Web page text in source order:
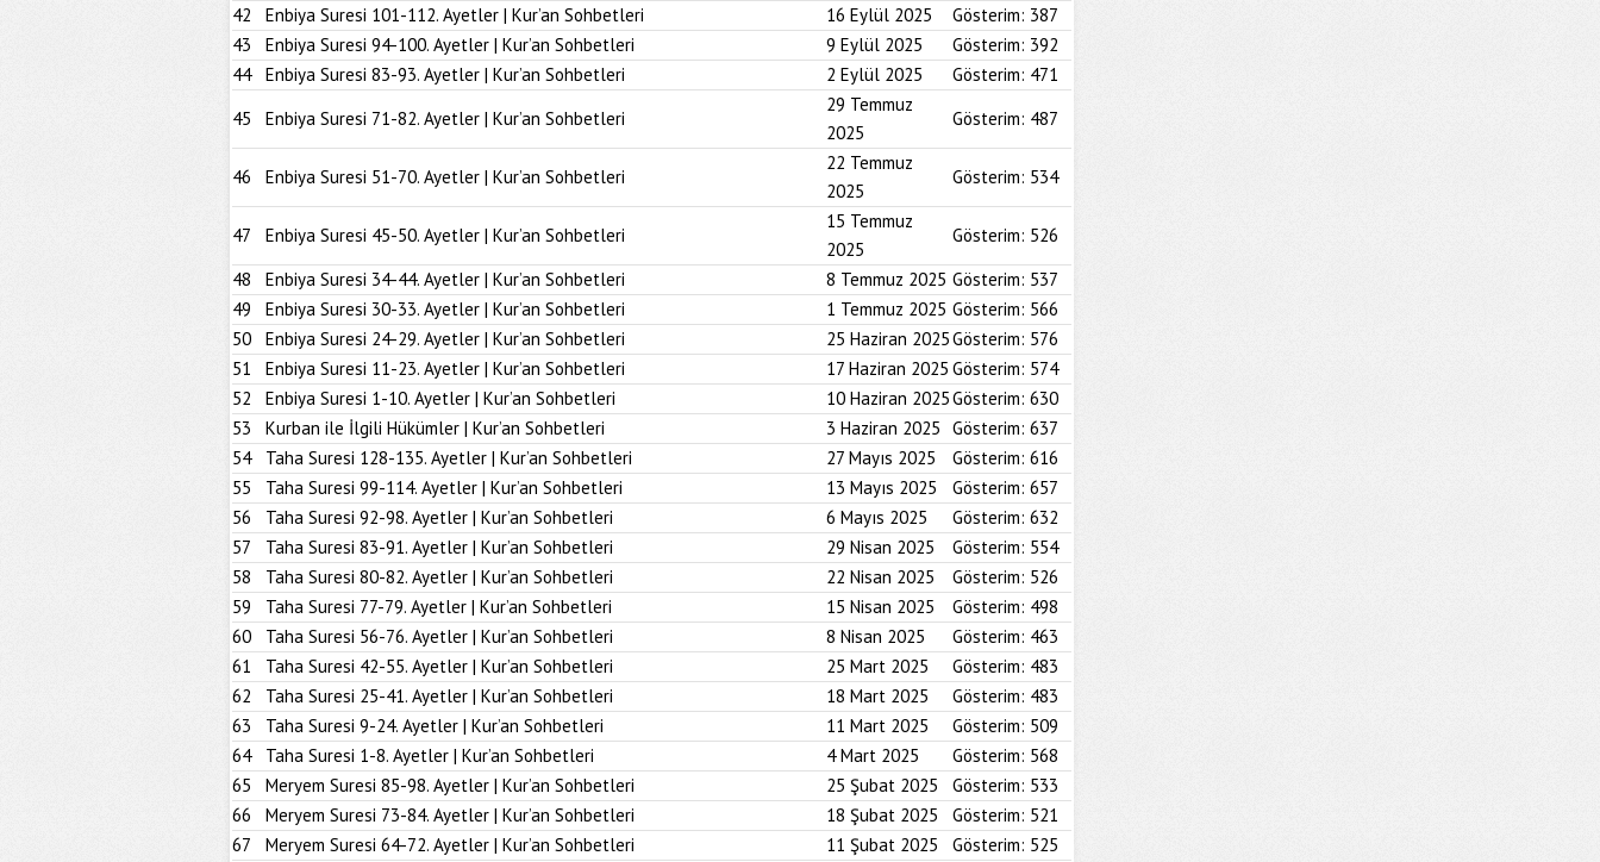
42
Enbiya Suresi 101-112. Ayetler | Kur’an Sohbetleri 16 Eylül 2025 Gösterim: 387
43
Enbiya Suresi 94-100. Ayetler | Kur’an Sohbetleri 9 Eylül 2025 Gösterim: 392
44
Enbiya Suresi 83-93. Ayetler | Kur’an Sohbetleri 2 Eylül 2025 Gösterim: 471
45
Enbiya Suresi 71-82. Ayetler | Kur’an Sohbetleri
29 Temmuz
2025
Gösterim: 487
46 Enbiya Suresi 51-70. Ayetler | Kur’an Sohbetleri
22 Temmuz
2025
Gösterim: 534
47 Enbiya Suresi 45-50. Ayetler | Kur’an Sohbetleri
15 Temmuz
2025
Gösterim: 526
48
Enbiya Suresi 34-44. Ayetler | Kur’an Sohbetleri 8 Temmuz 2025 Gösterim: 537
49
Enbiya Suresi 30-33. Ayetler | Kur’an Sohbetleri 1 Temmuz 2025 Gösterim: 566
50
Enbiya Suresi 24-29. Ayetler | Kur’an Sohbetleri 25 Haziran 2025Gösterim: 576
51
Enbiya Suresi 11-23. Ayetler | Kur’an Sohbetleri 17 Haziran 2025 Gösterim: 574
52
Enbiya Suresi 1-10. Ayetler | Kur’an Sohbetleri 10 Haziran 2025Gösterim: 630
53
Kurban ile İlgili Hükümler | Kur’an Sohbetleri 3 Haziran 2025 Gösterim: 637
54
Taha Suresi 128-135. Ayetler | Kur’an Sohbetleri 27 Mayıs 2025 Gösterim: 616
55
Taha Suresi 99-114. Ayetler | Kur’an Sohbetleri 13 Mayıs 2025 Gösterim: 657
56
Taha Suresi 92-98. Ayetler | Kur’an Sohbetleri 6 Mayıs 2025 Gösterim: 632
57
Taha Suresi 83-91. Ayetler | Kur’an Sohbetleri 29 Nisan 2025 Gösterim: 554
58
Taha Suresi 80-82. Ayetler | Kur’an Sohbetleri 22 Nisan 2025 Gösterim: 526
59
Taha Suresi 77-79. Ayetler | Kur’an Sohbetleri 15 Nisan 2025 Gösterim: 498
60
Taha Suresi 56-76. Ayetler | Kur’an Sohbetleri 8 Nisan 2025 Gösterim: 463
61
Taha Suresi 42-55. Ayetler | Kur’an Sohbetleri 25 Mart 2025 Gösterim: 483
62
Taha Suresi 25-41. Ayetler | Kur’an Sohbetleri 18 Mart 2025 Gösterim: 483
63
Taha Suresi 9-24. Ayetler | Kur’an Sohbetleri 11 Mart 2025 Gösterim: 509
64
Taha Suresi 1-8. Ayetler | Kur’an Sohbetleri 4 Mart 2025 Gösterim: 568
65
Meryem Suresi 85-98. Ayetler | Kur’an Sohbetleri 25 Şubat 2025 Gösterim: 533
66
Meryem Suresi 73-84. Ayetler | Kur’an Sohbetleri 18 Şubat 2025 Gösterim: 521
67
Meryem Suresi 64-72. Ayetler | Kur’an Sohbetleri 11 Şubat 2025 Gösterim: 525